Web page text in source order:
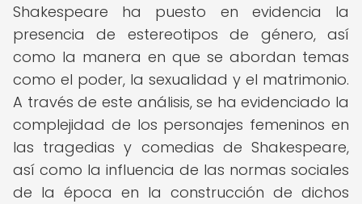
Shakespeare ha puesto en evidencia la
presencia de estereotipos de género, así
como la manera en que se abordan temas
como el poder, la sexualidad y el matrimonio.
A través de este análisis, se ha evidenciado la
complejidad de los personajes femeninos en
las tragedias y comedias de Shakespeare,
así como la influencia de las normas sociales
de la época en la construcción de dichos